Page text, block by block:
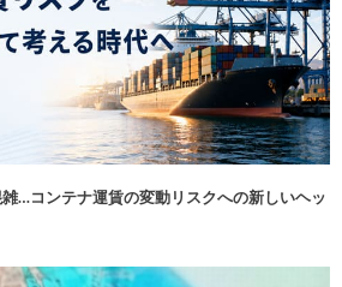
…コンテナ運賃の変動リスクへの新しいヘッ